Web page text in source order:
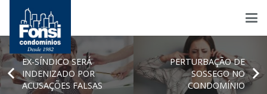
EX-SÍNDICO SERÁ
INDENIZADO POR
ACUSAÇÕES FALSAS
PERTURBAÇÃO DE
SOSSEGO NO
CONDOMÍNIO